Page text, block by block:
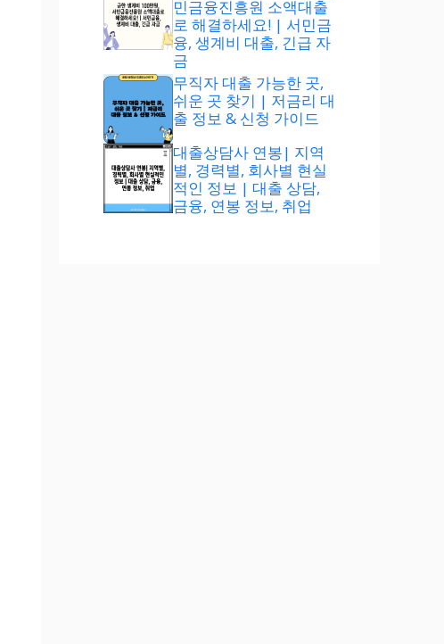
민금융진흥원 소액대출
로 해결하세요! | 서민금
융, 생계비 대출, 긴급 자
금
무직자 대출 가능한 곳,
쉬운 곳 찾기 | 저금리 대
출 정보 & 신청 가이드
대출상담사 연봉| 지역
별, 경력별, 회사별 현실
적인 정보 | 대출 상담,
금융, 연봉 정보, 취업